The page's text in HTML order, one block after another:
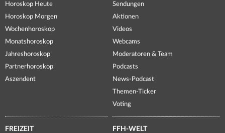
Horoskop Heute
Horoskop Morgen
Wochenhoroskop
Monatshoroskop
Jahreshoroskop
Partnerhoroskop
Aszendent
Sendungen
Aktionen
Videos
Webcams
Moderatoren & Team
Podcasts
News-Podcast
Themen-Ticker
Voting
FREIZEIT FFH-WELT